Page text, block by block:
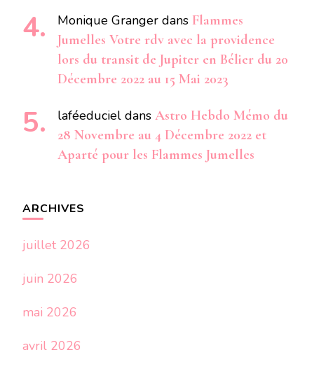
Monique Granger dans Flammes
Jumelles Votre rdv avec la providence
lors du transit de Jupiter en Bélier du 20
Décembre 2022 au 15 Mai 2023
laféeduciel dans Astro Hebdo Mémo du
28 Novembre au 4 Décembre 2022 et
Aparté pour les Flammes Jumelles
ARCHIVES
juillet 2026
juin 2026
mai 2026
avril 2026